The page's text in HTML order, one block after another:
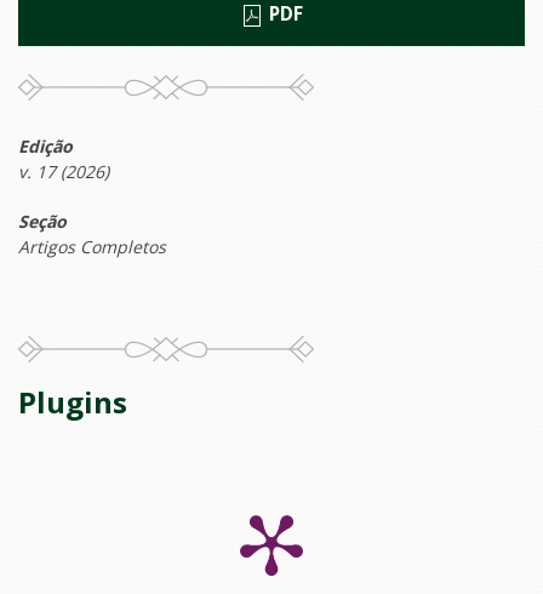
PDF
Edição
v. 17 (2026)
Seção
Artigos Completos
Plugins